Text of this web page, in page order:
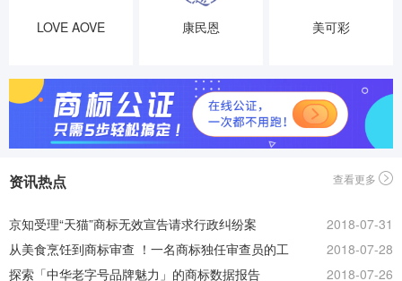
LOVE AOVE 康民恩 美可彩
资讯热点 查看更多
京知受理“天猫”商标无效宣告请求行政纠纷案
2018-07-31
从美食烹饪到商标审查 ！一名商标独任审查员的工
作有感！
2018-07-28
探索「中华老字号品牌魅力」的商标数据报告
2018-07-26